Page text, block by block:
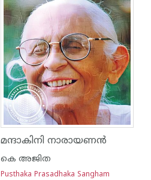
മന്ദാകിനി നാരായണൻ
കെ അജിത
Pusthaka Prasadhaka Sangham